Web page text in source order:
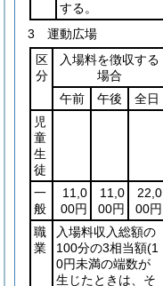
する。
3 運動広場
区
分
入場料を徴収する
場合
午前 午後 全日
児
童
生
徒
一
般
11,0
00円
11,0
00円
22,0
00円
職
業
入場料収入総額の
100分の3相当額(1
0円未満の端数が
生じたときは、そ